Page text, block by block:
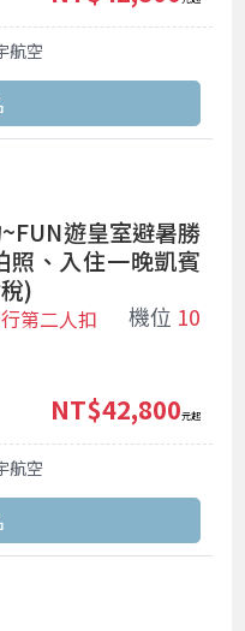
航空
遊皇室避暑勝
照、入住一晚凱賓
)
機位 10
第二人扣
航空
NT$42,800 起